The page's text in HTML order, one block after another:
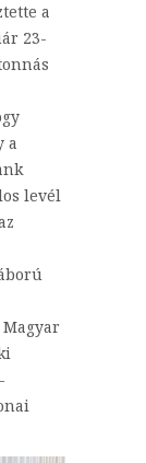
a
23-
a
levél